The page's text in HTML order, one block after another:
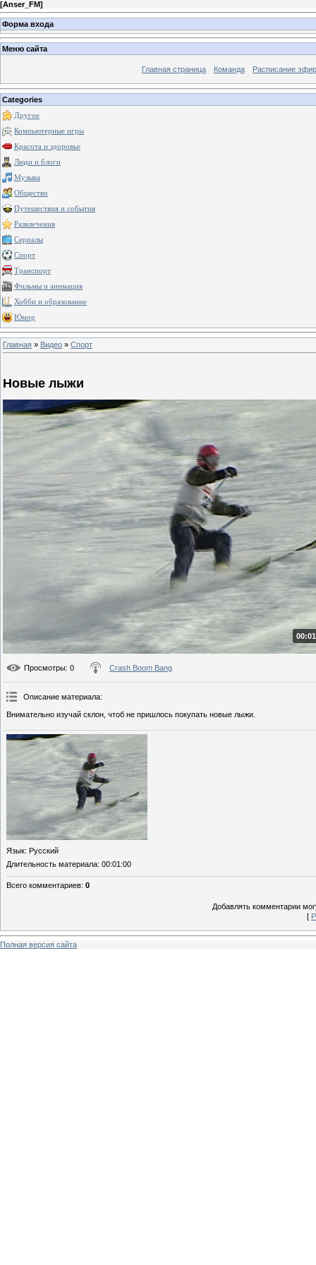
[Anser_FM]
Форма входа
Меню сайта
Главная страница Команда Расписание
Categories
Другое
Компьютерные игры
Красота и здоровье
Люди и блоги
Музыка
Общество
Путешествия и события
Развлечения
Сериалы
Спорт
Транспорт
Фильмы и анимация
Хобби и образование
Юмор
Главная » Видео » Спорт
Новые лыжи
Просмотры: 0 Crash Boom Bang
Описание материала:
Внимательно изучай склон, чтоб не пришлось покупать новые лыжи.
Язык: Русский
Длительность материала: 00:01:00
Всего комментариев: 0
Добавлять комментарии
[
Полная версия сайта